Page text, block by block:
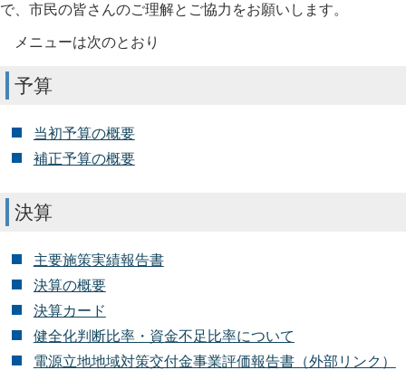
で、市民の皆さんのご理解とご協力をお願いします。
メニューは次のとおり
予算
当初予算の概要
補正予算の概要
決算
主要施策実績報告書
決算の概要
決算カード
健全化判断比率・資金不足比率について
電源立地地域対策交付金事業評価報告書（外部リンク）